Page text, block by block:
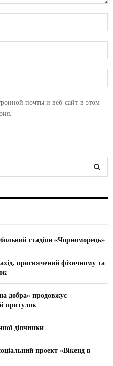
почты и веб-сайт в этом
C
стадіон «Чорноморець»
присвячений фізичному та
добра» продовжує
притулок
дівчинки
проект «Вікенд в